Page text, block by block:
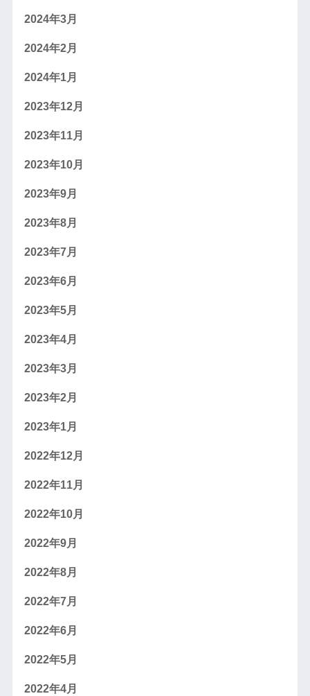
2024年3月
2024年2月
2024年1月
2023年12月
2023年11月
2023年10月
2023年9月
2023年8月
2023年7月
2023年6月
2023年5月
2023年4月
2023年3月
2023年2月
2023年1月
2022年12月
2022年11月
2022年10月
2022年9月
2022年8月
2022年7月
2022年6月
2022年5月
2022年4月